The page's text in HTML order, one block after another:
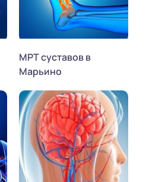
МРТ суставов в
Марьино